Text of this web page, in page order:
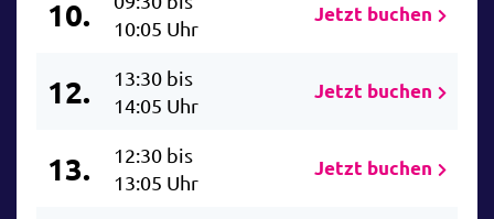
10.
10:05 Uhr
Jetzt buchen
12.
13:30 bis
14:05 Uhr
Jetzt buchen
13.
12:30 bis
13:05 Uhr
Jetzt buchen